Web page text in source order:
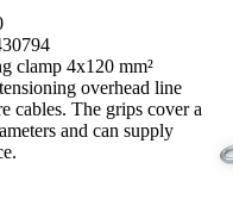
clamp 4x120 mm²
overhead line
cables. The grips cover a
and can supply